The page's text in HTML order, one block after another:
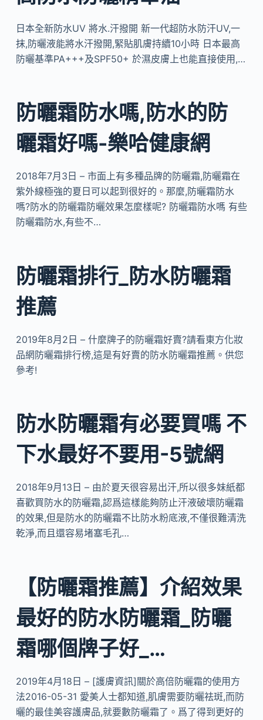
日本全新防水UV 將水.汗撥開 新一代超防水防汗UV,一
抹,防曬液能將水汗撥開,緊貼肌膚持續10小時 日本最高
防曬基準PA+++及SPF50+ 於濕皮膚上也能直接使用,…
防曬霜防水嗎,防水的防
曬霜好嗎-樂哈健康網
2018年7月3日 – 市面上有多種品牌的防曬霜,防曬霜在
紫外線極強的夏日可以起到很好的。那麼,防曬霜防水
嗎?防水的防曬霜防曬效果怎麼樣呢? 防曬霜防水嗎 有些
防曬霜防水,有些不…
防曬霜排行_防水防曬霜
推薦
2019年8月2日 – 什麼牌子的防曬霜好賣?請看東方化妝
品網防曬霜排行榜,這是有好賣的防水防曬霜推薦。供您
參考!
防水防曬霜有必要買嗎 不
下水最好不要用-5號網
2018年9月13日 – 由於夏天很容易出汗,所以很多妹紙都
喜歡買防水的防曬霜,認爲這樣能夠防止汗液破壞防曬霜
的效果,但是防水的防曬霜不比防水粉底液,不僅很難清洗
乾淨,而且還容易堵塞毛孔…
【防曬霜推薦】介紹效果
最好的防水防曬霜_防曬
霜哪個牌子好_…
2019年4月18日 – [護膚資訊]關於高倍防曬霜的使用方
法2016-05-31 愛美人士都知道,肌膚需要防曬祛斑,而防
曬的最佳美容護膚品,就要數防曬霜了。爲了得到更好的